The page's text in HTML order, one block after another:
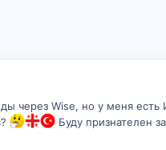
через Wise, но у меня есть
Буду признателен